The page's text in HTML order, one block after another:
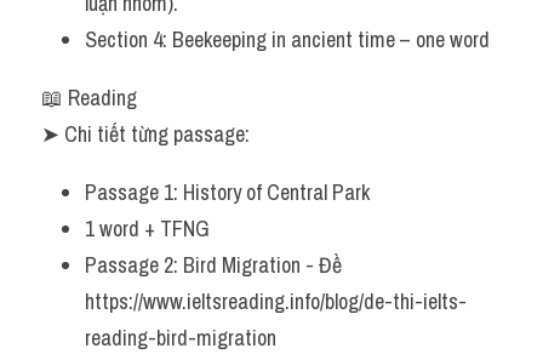
Đề thi thật Task 2
Listening
Speaking
Writing
Reading
Homepage
Section 4: Beekeeping in ancient time – one word
📖 Reading
➤ Chi tiết từng passage:
Passage 1: History of Central Park
1 word + TFNG
Passage 2: Bird Migration - Đề
https://www.ieltsreading.info/blog/de-thi-ielts-
reading-bird-migration